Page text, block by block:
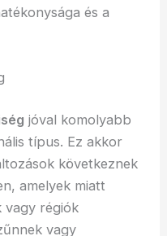
és a
jóval komolyabb
típus. Ez akkor
következnek
amelyek miatt
vagy régiók
vagy